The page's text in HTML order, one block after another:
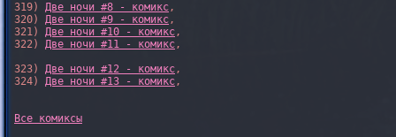
319) Две ночи #8 - комикс,
320) Две ночи #9 - комикс,
321) Две ночи #10 - комикс,
322) Две ночи #11 - комикс,
323) Две ночи #12 - комикс,
324) Две ночи #13 - комикс,
Все комиксы